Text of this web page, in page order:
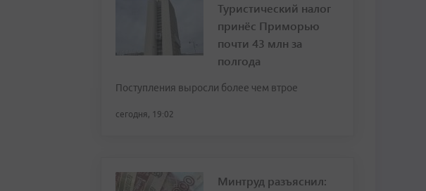
Туристический налог
принёс Приморью
почти 43 млн за
полгода
Поступления выросли более чем втрое
сегодня, 19:02
Минтруд разъяснил: